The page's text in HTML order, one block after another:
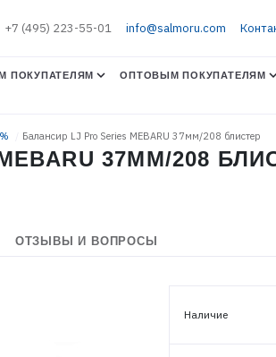
+7 (495) 223-55-01 info@salmoru.com
ПОКУПАТЕЛЯМ ОПТОВЫМ ПОКУПАТЕЛЯМ
Балансир LJ Pro Series MEBARU 37мм/208 блистер
37ММ/208
ОТЗЫВЫ И ВОПРОСЫ
Наличие